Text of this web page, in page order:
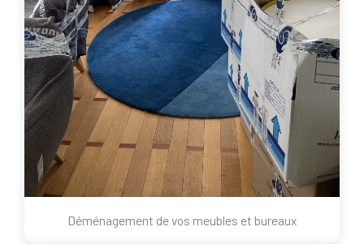
Déménagement de vos meubles et bureaux